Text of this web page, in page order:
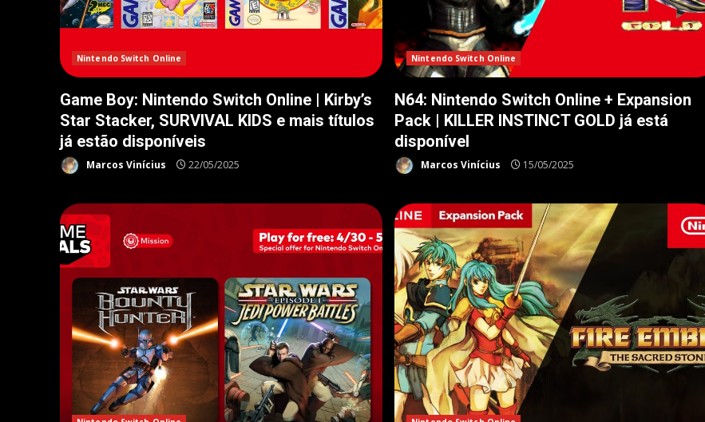
Nintendo Switch Online
Game Boy: Nintendo Switch Online | Kirby’s
Star Stacker, SURVIVAL KIDS e mais títulos
já estão disponíveis
Marcos Vinícius 22/05/2025
Nintendo Switch Online
N64: Nintendo Switch Online + Expansion
Pack | KILLER INSTINCT GOLD já está
disponível
Marcos Vinícius 15/05/2025